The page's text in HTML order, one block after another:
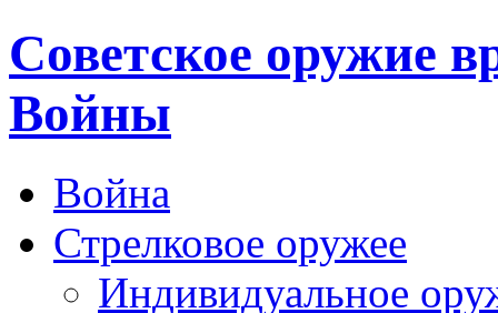
Cоветское оружие
Войны
Война
Стрелковое оружее
Индивидуальное